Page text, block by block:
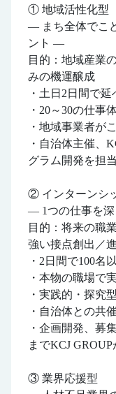
① 地域活性化型
― まち全体でこ
ント ―
目的：地域産業
みの機運醸成
・土日2日間で
・20～30の仕事
・地域事業者が
・自治体主催、
グラム開発を担当
② インターンシ
― 1つの仕事を
目的：将来の職
強い接点創出／
・2日間で100名
・本物の職場で
・実践的・探究
・自治体との共
・企画開発、募
までKCJ
③ 業界応援型